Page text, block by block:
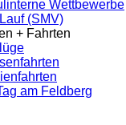
Wettbewerbe
(SMV)
+ Fahrten
am Feldberg